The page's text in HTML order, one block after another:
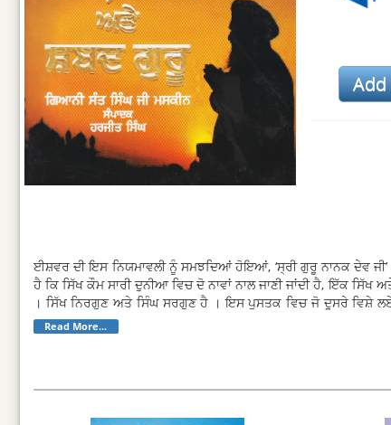
ਈਸ਼ਵਰ ਦੀ ਇਸ ਨਿਯਮਾਵਲੀ ਨੂੰ ਸਮਝਦਿਆਂ ਹੋਇਆਂ, ‘ਸ੍ਰੀ ਗੁਰੂ ਨਾਨਕ ਦੇਵ ਜੀ’
ਹੈ ਕਿ ਸਿੱਖ ਕੌਮ ਸਾਰੀ ਦੁਨੀਆ ਵਿਚ ਦੋ ਨਾਵਾਂ ਨਾਲ ਜਾਣੀ ਜਾਂਦੀ ਹੈ, ਇੱਕ
। ਸਿੱਖ ਨਿਰਗੁਣ ਅਤੇ ਸਿੰਘ ਸਰਗੁਣ ਹੈ । ਇਸ ਪੁਸਤਕ ਵਿਚ ਜੋ ਦੂਸਰੇ ਵਿਸ਼ੇ
ਵਿਚ ਮਸਕੀਨ ਜੀ ਦੁਆਰਾ 12 ਸਵਾਲਾਂ ਦੇ ਜਵਾਬ ਦਿੱਤੇ ਹਨ ਤਾਕਿ ਆਮ
ਹੋ ਸਕੇ ।
Read More...